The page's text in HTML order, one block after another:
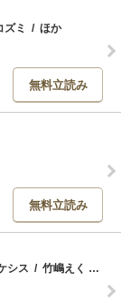
ズミ / ほか
無料立読み
無料立読み
シス / 竹嶋えく / ま